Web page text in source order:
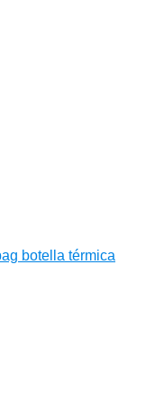
botella térmica